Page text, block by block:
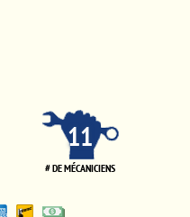
11
# DE MÉCANICIENS